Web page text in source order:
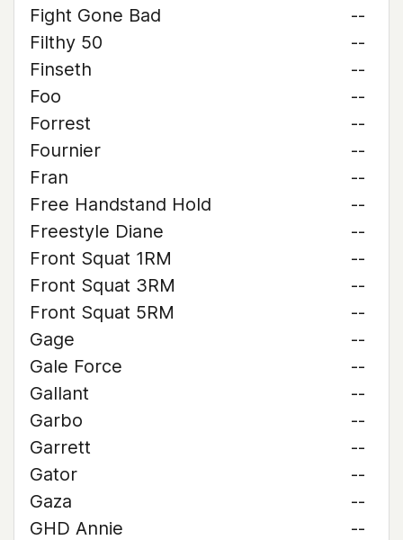
Fight Gone Bad
--
Filthy 50
--
Finseth
--
Foo
--
Forrest
--
Fournier
--
Fran
--
Free Handstand Hold
--
Freestyle Diane
--
Front Squat 1RM
--
Front Squat 3RM
--
Front Squat 5RM
--
Gage
--
Gale Force
--
Gallant
--
Garbo
--
Garrett
--
Gator
--
Gaza
--
GHD Annie
--